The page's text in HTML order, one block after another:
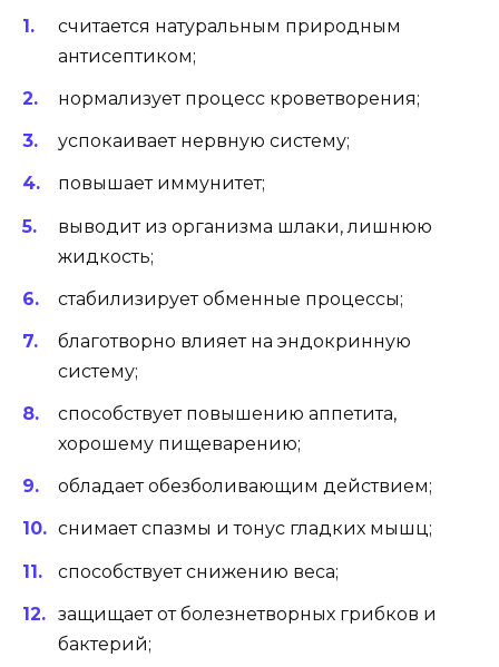
считается натуральным природным
антисептиком;
нормализует процесс кроветворения;
успокаивает нервную систему;
повышает иммунитет;
выводит из организма шлаки, лишнюю
жидкость;
стабилизирует обменные процессы;
благотворно влияет на эндокринную
систему;
способствует повышению аппетита,
хорошему пищеварению;
обладает обезболивающим действием;
снимает спазмы и тонус гладких мышц;
способствует снижению веса;
защищает от болезнетворных грибков и
бактерий;